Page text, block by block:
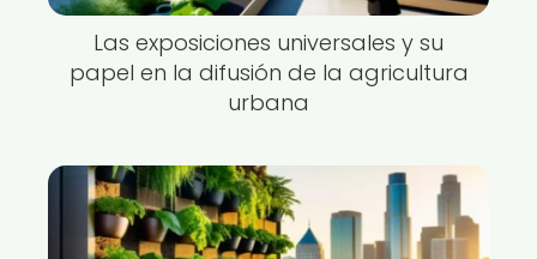
Las exposiciones universales y su
papel en la difusión de la agricultura
urbana